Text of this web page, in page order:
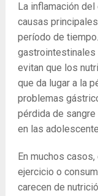
La ​​inflamación
causas
período de
gastrointestinales
evitan que los
que da lugar a la
problemas
pérdida de
en las
En muchos
ejercicio o
carecen de